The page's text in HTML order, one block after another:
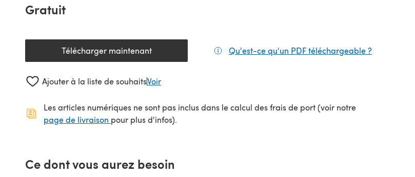
Gratuit
Télécharger maintenant(s'ouvre dans un nouvel onglet) Qu'est-ce qu'un PDF téléchargeable ?
Ajouter à la liste de souhaitsVoir
Les articles numériques ne sont pas inclus dans le calcul des frais de port (voir notre
page de livraison (s'ouvre dans un nouvel onglet)
pour plus d'infos).
Ce dont vous aurez besoin